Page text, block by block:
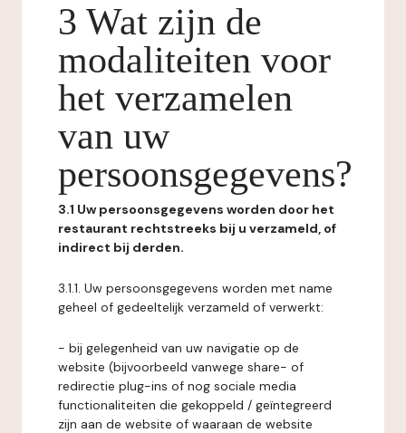
3 Wat zijn de
modaliteiten voor
het verzamelen
van uw
persoonsgegevens?
3.1 Uw persoonsgegevens worden door het
restaurant rechtstreeks bij u verzameld, of
indirect bij derden.
3.1.1. Uw persoonsgegevens worden met name
geheel of gedeeltelijk verzameld of verwerkt:
- bij gelegenheid van uw navigatie op de
website (bijvoorbeeld vanwege share- of
redirectie plug-ins of nog sociale media
functionaliteiten die gekoppeld / geïntegreerd
zijn aan de website of waaraan de website